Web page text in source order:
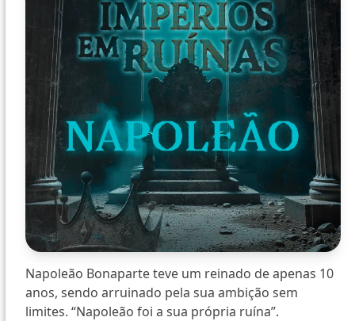
Napoleão Bonaparte teve um reinado de apenas 10
anos, sendo arruinado pela sua ambição sem
limites. “Napoleão foi a sua própria ruína”.